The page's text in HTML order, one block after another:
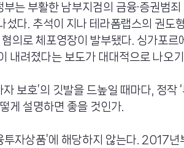
는 부활한 남부지검의 금융·증권범
다. 추석이 지나 테라폼랩스의 권도
의로 체포영장이 발부됐다. 싱가포르
내려졌다는 보도가 대대적으로 나오
보호’의 깃발을 드높일 때마다, 정작 ‘
게 설명하면 좋을 것인가.
자상품’에 해당하지 않는다. 2017년